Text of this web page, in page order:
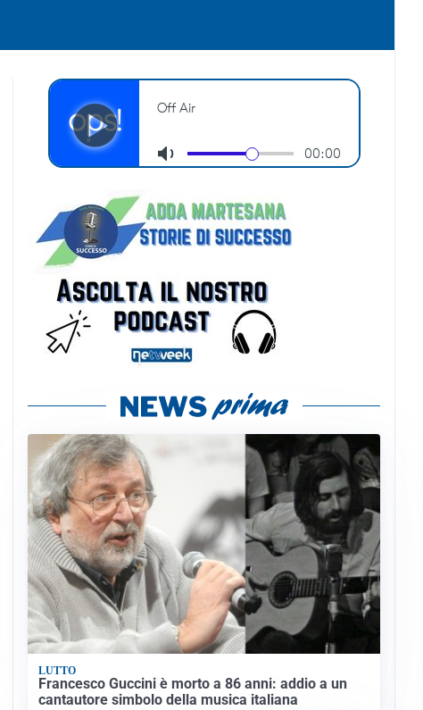
LUTTO
Francesco Guccini è morto a 86 anni: addio a un
cantautore simbolo della musica italiana